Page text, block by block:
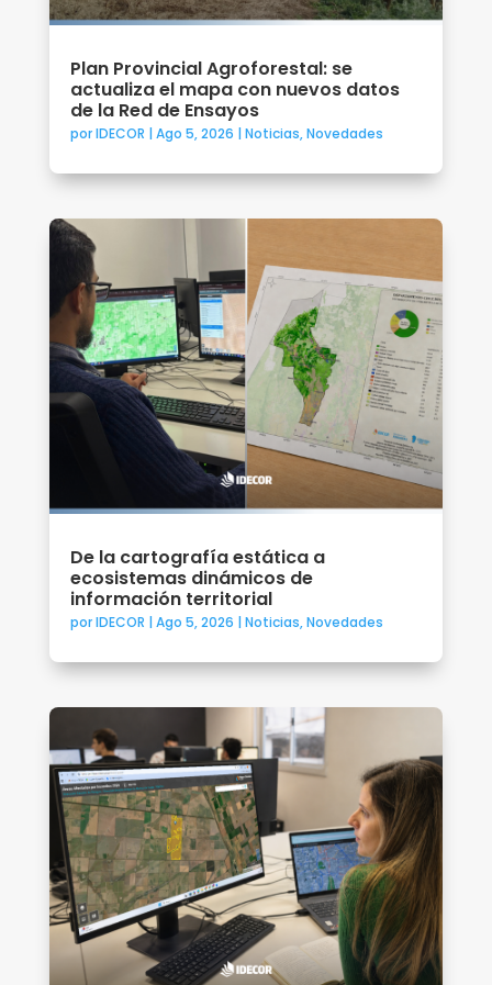
Plan Provincial Agroforestal: se
actualiza el mapa con nuevos datos
de la Red de Ensayos
porIDECOR | Ago 5, 2026 | Noticias,Novedades
De la cartografía estática a
ecosistemas dinámicos de
información territorial
porIDECOR | Ago 5, 2026 | Noticias,Novedades